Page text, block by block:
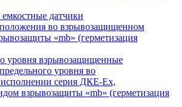
датчики
во взрывозащищенном
«mb» (герметизация
уровня взрывозащищенные
уровня во
серия ДКЕ-Ех,
взрывозащиты «mb» (герметизация